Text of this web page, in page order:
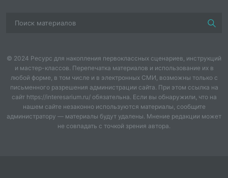
© 2024 Ресурс для накопления первоклассных сценариев, инструкций
и мастер-классов. Перепечатка материалов и использование их в
любой форме, в том числе и в электронных СМИ, возможны только с
письменного разрешения администрации сайта. При этом ссылка на
сайт https://interesarium.ru/ обязательна. Если вы обнаружили, что на
нашем сайте незаконно используются материалы, сообщите
администратору — материалы будут удалены. Мнение редакции может
не совпадать с точкой зрения автора.